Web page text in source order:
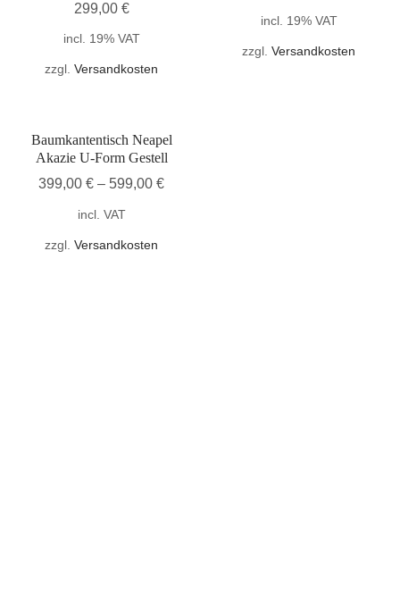
299,00 €
incl. 19% VAT
zzgl. Versandkosten
incl. 19% VAT
zzgl. Versandkosten
Baumkantentisch Neapel
Akazie U-Form Gestell
399,00 € – 599,00 €
incl. VAT
zzgl. Versandkosten